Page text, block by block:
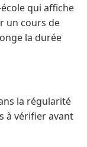
qui affiche
un cours de
la durée
la régularité
à vérifier avant